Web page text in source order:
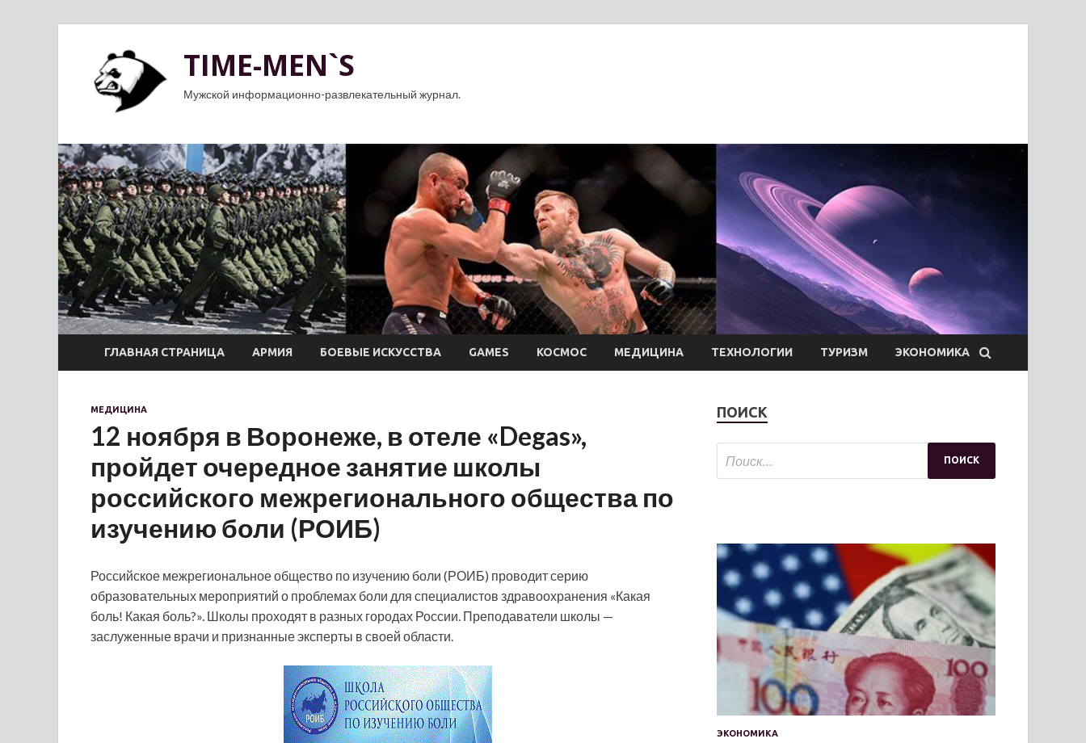
TIME-MEN`S
Мужской информационно-развлекательный журнал.
ГЛАВНАЯ СТРАНИЦА АРМИЯ БОЕВЫЕ ИСКУССТВА GAMES КОСМОС МЕДИЦИНА ТЕХНОЛОГИИ ТУРИЗМ ЭКОНОМИКА
МЕДИЦИНА
12 ноября в Воронеже, в отеле «Degas»,
пройдет очередное занятие школы
российского межрегионального общества по
изучению боли (РОИБ)
Российское межрегиональное общество по изучению боли (РОИБ) проводит серию
образовательных мероприятий о проблемах боли для специалистов здравоохранения «Какая
боль! Какая боль?». Школы проходят в разных городах России. Преподаватели школы —
заслуженные врачи и признанные эксперты в своей области.
ПОИСК
ЭКОНОМИКА